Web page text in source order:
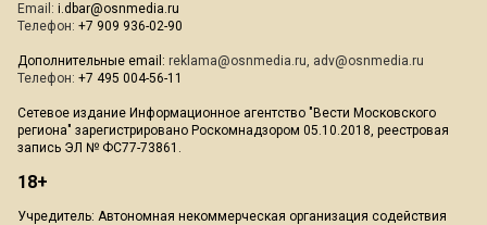
Email: i.dbar@osnmedia.ru
Телефон: +7 909 936-02-90
Дополнительные email: reklama@osnmedia.ru, adv@osnmedia.ru
Телефон: +7 495 004-56-11
Сетевое издание Информационное агентство "Вести Московского
региона" зарегистрировано Роскомнадзором 05.10.2018, реестровая
запись ЭЛ № ФС77-73861.
18+
Учредитель: Автономная некоммерческая организация содействия